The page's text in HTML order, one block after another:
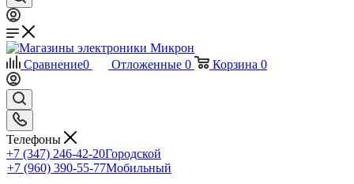
Сравнение0 Отложенные 0 Корзина 0
Телефоны
+7 (347) 246-42-20Городской
+7 (960) 390-55-77Мобильный